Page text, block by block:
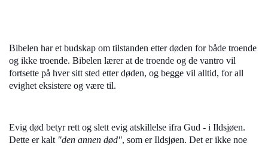
Bibelen har et budskap om tilstanden etter døden for både troende
og ikke troende. Bibelen lærer at de troende og de vantro vil
fortsette på hver sitt sted etter døden, og begge vil alltid, for all
evighet eksistere og være til.
Evig død betyr rett og slett evig atskillelse ifra Gud - i Ildsjøen.
Dette er kalt "den annen død", som er Ildsjøen. Det er ikke noe